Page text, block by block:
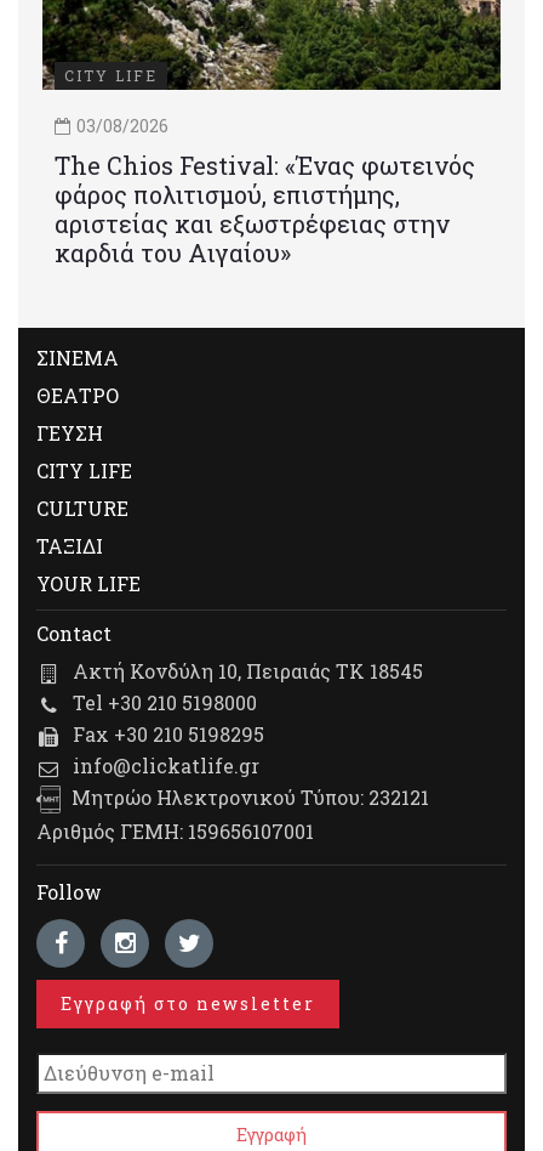
CITY LIFE
03/08/2026
Τhe Chios Festival: «Ένας φωτεινός
φάρος πολιτισμού, επιστήμης,
αριστείας και εξωστρέφειας στην
καρδιά του Αιγαίου»
ΣΙΝΕΜΑ
ΘΕΑΤΡΟ
ΓΕΥΣΗ
CITY LIFE
CULTURE
ΤΑΞΙΔΙ
YOUR LIFE
Contact
Ακτή Κονδύλη 10, Πειραιάς ΤΚ 18545
Tel +30 210 5198000
Fax +30 210 5198295
info@clickatlife.gr
Μητρώο Ηλεκτρονικού Τύπου: 232121
Αριθμός ΓΕΜΗ: 159656107001
Follow
Εγγραφή στο newsletter